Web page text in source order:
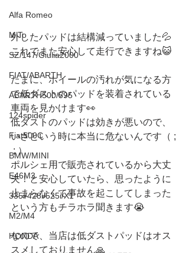
Alfa Romeo
MiTo
SZ/147/Giulia2000
FIAT/ABARTH
ABARTH500/595
124spider
Fiat500C
BMW/MINI
E46M3
335i/428i/525i/X1
M2/M4
HONDA
外したパッドは結構減っていました💦
これでまた安心して走行できますね😺
たまに、ホイールの汚れが気になる方
で低ダストのパッドを装着されている
車両を見かけます👀
低ダストのパッドは効きが悪いので、
いざという時に本当に危ないんです（ ;
; ）
ポルシェ用で販売されているから大丈
夫！と安心していたら、思ったように
止まらなくて事故を起こしてしまった
という方もチラホラ聞きます😭
なので、当店は低ダストパッドはオス
スメしておりません🙏